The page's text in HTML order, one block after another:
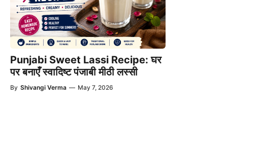
Punjabi Sweet Lassi Recipe: घर
पर बनाएँ स्वादिष्ट पंजाबी मीठी लस्सी
By Shivangi Verma — May 7, 2026